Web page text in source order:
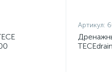
Артикул: